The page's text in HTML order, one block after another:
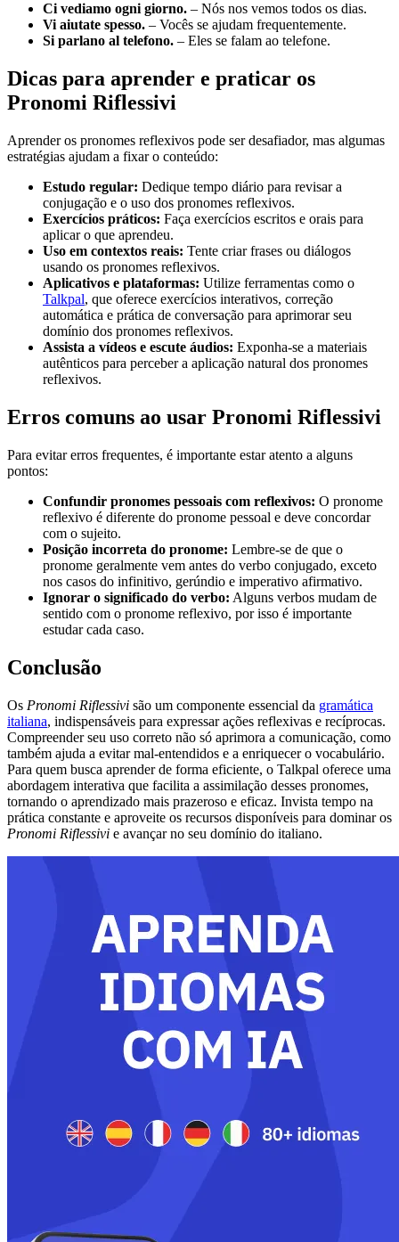
Ci vediamo ogni giorno. – Nós nos vemos todos os dias.
Vi aiutate spesso. – Vocês se ajudam frequentemente.
Si parlano al telefono. – Eles se falam ao telefone.
Dicas para aprender e praticar os
Pronomi Riflessivi
Aprender os pronomes reflexivos pode ser desafiador, mas algumas
estratégias ajudam a fixar o conteúdo:
Estudo regular: Dedique tempo diário para revisar a
conjugação e o uso dos pronomes reflexivos.
Exercícios práticos: Faça exercícios escritos e orais para
aplicar o que aprendeu.
Uso em contextos reais: Tente criar frases ou diálogos
usando os pronomes reflexivos.
Aplicativos e plataformas: Utilize ferramentas como o
Talkpal, que oferece exercícios interativos, correção
automática e prática de conversação para aprimorar seu
domínio dos pronomes reflexivos.
Assista a vídeos e escute áudios: Exponha-se a materiais
autênticos para perceber a aplicação natural dos pronomes
reflexivos.
Erros comuns ao usar Pronomi Riflessivi
Para evitar erros frequentes, é importante estar atento a alguns
pontos:
Confundir pronomes pessoais com reflexivos: O pronome
reflexivo é diferente do pronome pessoal e deve concordar
com o sujeito.
Posição incorreta do pronome: Lembre-se de que o
pronome geralmente vem antes do verbo conjugado, exceto
nos casos do infinitivo, gerúndio e imperativo afirmativo.
Ignorar o significado do verbo: Alguns verbos mudam de
sentido com o pronome reflexivo, por isso é importante
estudar cada caso.
Conclusão
Os Pronomi Riflessivi são um componente essencial da gramática
italiana, indispensáveis para expressar ações reflexivas e recíprocas.
Compreender seu uso correto não só aprimora a comunicação, como
também ajuda a evitar mal-entendidos e a enriquecer o vocabulário.
Para quem busca aprender de forma eficiente, o Talkpal oferece uma
abordagem interativa que facilita a assimilação desses pronomes,
tornando o aprendizado mais prazeroso e eficaz. Invista tempo na
prática constante e aproveite os recursos disponíveis para dominar os
Pronomi Riflessivi e avançar no seu domínio do italiano.